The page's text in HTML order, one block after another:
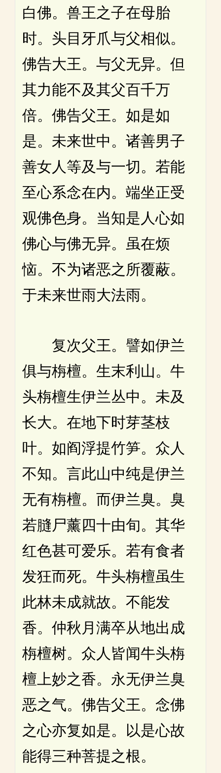
白佛。兽王之子在母胎
时。头目牙爪与父相似。
佛告大王。与父无异。但
其力能不及其父百千万
倍。佛告父王。如是如
是。未来世中。诸善男子
善女人等及与一切。若能
至心系念在内。端坐正受
观佛色身。当知是人心如
佛心与佛无异。虽在烦
恼。不为诸恶之所覆蔽。
于未来世雨大法雨。
复次父王。譬如伊兰
俱与栴檀。生末利山。牛
头栴檀生伊兰丛中。未及
长大。在地下时芽茎枝
叶。如阎浮提竹笋。众人
不知。言此山中纯是伊兰
无有栴檀。而伊兰臭。臭
若膖尸薰四十由旬。其华
红色甚可爱乐。若有食者
发狂而死。牛头栴檀虽生
此林未成就故。不能发
香。仲秋月满卒从地出成
栴檀树。众人皆闻牛头栴
檀上妙之香。永无伊兰臭
恶之气。佛告父王。念佛
之心亦复如是。以是心故
能得三种菩提之根。